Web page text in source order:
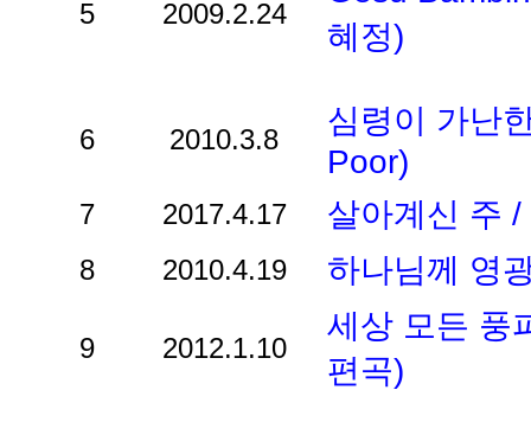
5 2009.2.24
혜정)
6 2010.3.8
심령이 가난
Poor)
7 2017.4.17 살아계신 주 /
8 2010.4.19 하나님께 영
9 2012.1.10
세상 모든 풍
편곡)